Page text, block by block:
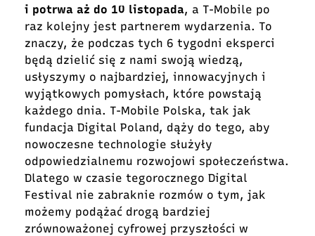
i potrwa aż do 10 listopada, a T-Mobile po
raz kolejny jest partnerem wydarzenia. To
znaczy, że podczas tych 6 tygodni eksperci
będą dzielić się z nami swoją wiedzą,
usłyszymy o najbardziej, innowacyjnych i
wyjątkowych pomysłach, które powstają
każdego dnia. T-Mobile Polska, tak jak
fundacja Digital Poland, dąży do tego, aby
nowoczesne technologie służyły
odpowiedzialnemu rozwojowi społeczeństwa.
Dlatego w czasie tegorocznego Digital
Festival nie zabraknie rozmów o tym, jak
możemy podążać drogą bardziej
zrównoważonej cyfrowej przyszłości w